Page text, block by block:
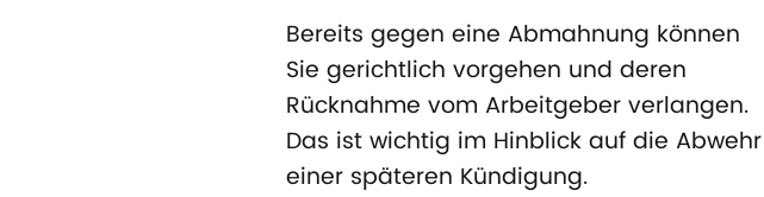
Bereits gegen eine Abmahnung können
Sie gerichtlich vorgehen und deren
Rücknahme vom Arbeitgeber verlangen.
Das ist wichtig im Hinblick auf die Abwehr
einer späteren Kündigung.